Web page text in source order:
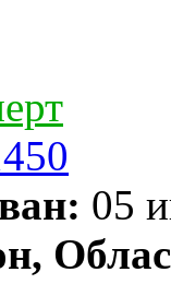
05